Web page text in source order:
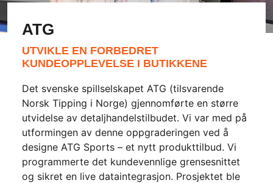
ATG
UTVIKLE EN FORBEDRET
KUNDEOPPLEVELSE I BUTIKKENE
Det svenske spillselskapet ATG (tilsvarende
Norsk Tipping i Norge) gjennomførte en større
utvidelse av detaljhandelstilbudet. Vi var med på
utformingen av denne oppgraderingen ved å
designe ATG Sports – et nytt produkttilbud. Vi
programmerte det kundevennlige grensesnittet
og sikret en live dataintegrasjon. Prosjektet ble